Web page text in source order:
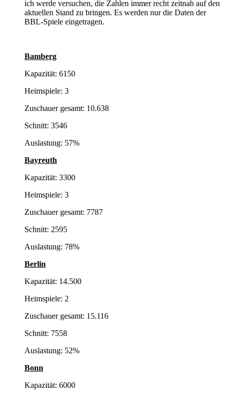
ich werde versuchen, die Zahlen immer recht zeitnah auf den
aktuellen Stand zu bringen. Es werden nur die Daten der
BBL-Spiele eingetragen.
Bamberg
Kapazität: 6150
Heimspiele: 3
Zuschauer gesamt: 10.638
Schnitt: 3546
Auslastung: 57%
Bayreuth
Kapazität: 3300
Heimspiele: 3
Zuschauer gesamt: 7787
Schnitt: 2595
Auslastung: 78%
Berlin
Kapazität: 14.500
Heimspiele: 2
Zuschauer gesamt: 15.116
Schnitt: 7558
Auslastung: 52%
Bonn
Kapazität: 6000